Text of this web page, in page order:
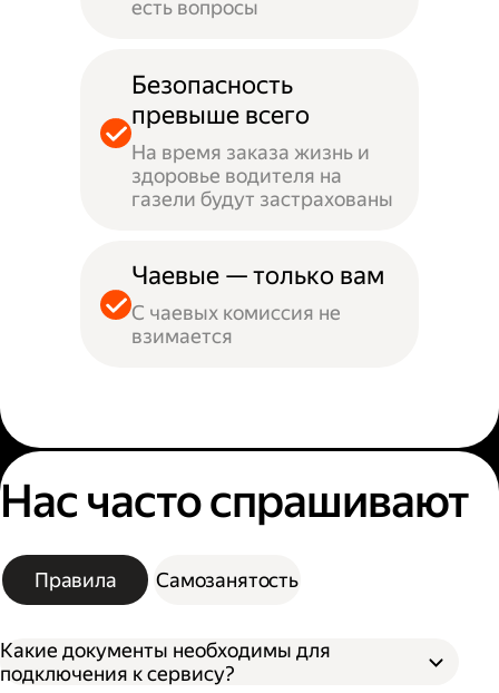
есть вопросы
Безопасность
превыше всего
На время заказа жизнь и
здоровье водителя на
газели будут застрахованы
Чаевые — только вам
С чаевых комиссия не
взимается
Нас часто спрашивают
Правила Самозанятость
Какие документы необходимы для
подключения к сервису?